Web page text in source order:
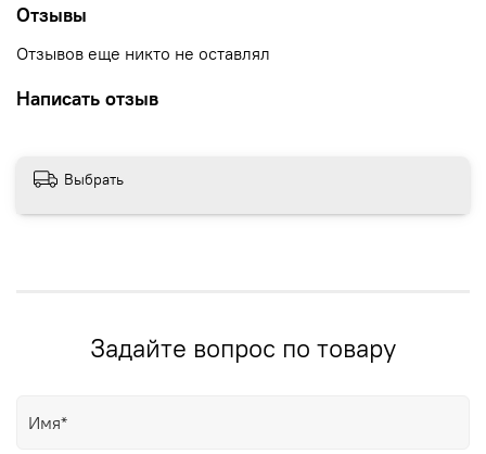
Отзывы
Отзывов еще никто не оставлял
Написать отзыв
Выбрать
Задайте вопрос по товару